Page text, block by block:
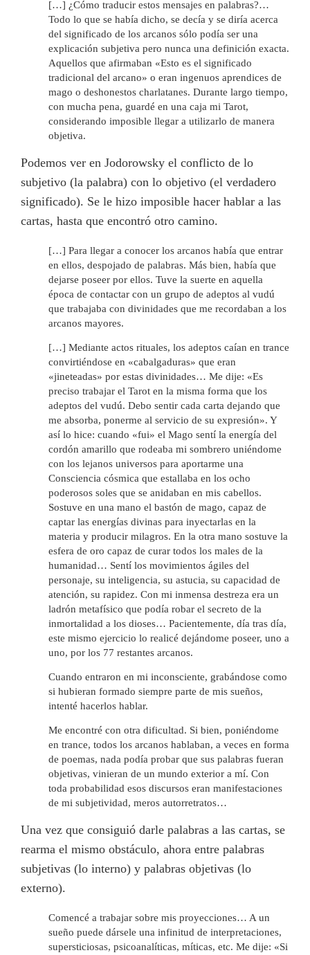
[…] ¿Cómo traducir estos mensajes en palabras?…
Todo lo que se había dicho, se decía y se diría acerca
del significado de los arcanos sólo podía ser una
explicación subjetiva pero nunca una definición exacta.
Aquellos que afirmaban «Esto es el significado
tradicional del arcano» o eran ingenuos aprendices de
mago o deshonestos charlatanes. Durante largo tiempo,
con mucha pena, guardé en una caja mi Tarot,
considerando imposible llegar a utilizarlo de manera
objetiva.
Podemos ver en Jodorowsky el conflicto de lo
subjetivo (la palabra) con lo objetivo (el verdadero
significado). Se le hizo imposible hacer hablar a las
cartas, hasta que encontró otro camino.
[…] Para llegar a conocer los arcanos había que entrar
en ellos, despojado de palabras. Más bien, había que
dejarse poseer por ellos. Tuve la suerte en aquella
época de contactar con un grupo de adeptos al vudú
que trabajaba con divinidades que me recordaban a los
arcanos mayores.
[…] Mediante actos rituales, los adeptos caían en trance
convirtiéndose en «cabalgaduras» que eran
«jineteadas» por estas divinidades… Me dije: «Es
preciso trabajar el Tarot en la misma forma que los
adeptos del vudú. Debo sentir cada carta dejando que
me absorba, ponerme al servicio de su expresión». Y
así lo hice: cuando «fui» el Mago sentí la energía del
cordón amarillo que rodeaba mi sombrero uniéndome
con los lejanos universos para aportarme una
Consciencia cósmica que estallaba en los ocho
poderosos soles que se anidaban en mis cabellos.
Sostuve en una mano el bastón de mago, capaz de
captar las energías divinas para inyectarlas en la
materia y producir milagros. En la otra mano sostuve la
esfera de oro capaz de curar todos los males de la
humanidad… Sentí los movimientos ágiles del
personaje, su inteligencia, su astucia, su capacidad de
atención, su rapidez. Con mi inmensa destreza era un
ladrón metafísico que podía robar el secreto de la
inmortalidad a los dioses… Pacientemente, día tras día,
este mismo ejercicio lo realicé dejándome poseer, uno a
uno, por los 77 restantes arcanos.
Cuando entraron en mi inconsciente, grabándose como
si hubieran formado siempre parte de mis sueños,
intenté hacerlos hablar.
Me encontré con otra dificultad. Si bien, poniéndome
en trance, todos los arcanos hablaban, a veces en forma
de poemas, nada podía probar que sus palabras fueran
objetivas, vinieran de un mundo exterior a mí. Con
toda probabilidad esos discursos eran manifestaciones
de mi subjetividad, meros autorretratos…
Una vez que consiguió darle palabras a las cartas, se
rearma el mismo obstáculo, ahora entre palabras
subjetivas (lo interno) y palabras objetivas (lo
externo).
Comencé a trabajar sobre mis proyecciones… A un
sueño puede dársele una infinitud de interpretaciones,
supersticiosas, psicoanalíticas, míticas, etc. Me dije: «Si